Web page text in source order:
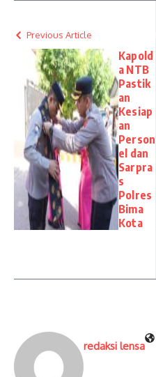
Previous Article
Kapold
a NTB
Pastik
an
Kesiap
an
Person
el dan
Sarpra
s
Polres
Bima
Kota
redaksi lensa